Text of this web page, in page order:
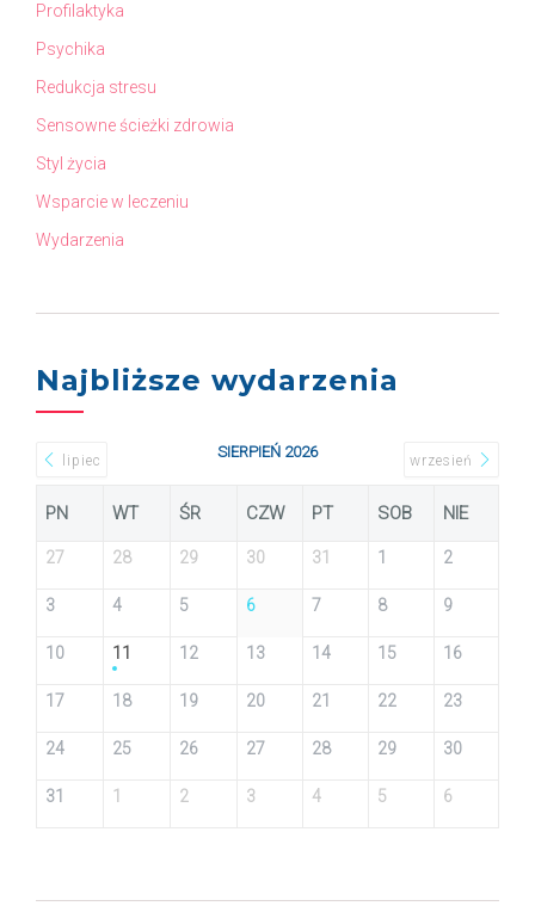
Profilaktyka
Psychika
Redukcja stresu
Sensowne ścieżki zdrowia
Styl życia
Wsparcie w leczeniu
Wydarzenia
Najbliższe wydarzenia
lipiec SIERPIEŃ 2026 wrzesień
PN WT ŚR CZW PT SOB NIE
27 28 29 30 31 1 2
3 4 5 6 7 8 9
10 11 12 13 14 15 16
17 18 19 20 21 22 23
24 25 26 27 28 29 30
31 1 2 3 4 5 6